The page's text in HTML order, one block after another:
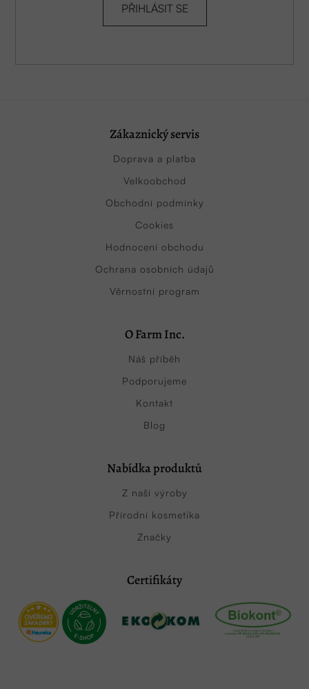
PŘIHLÁSIT SE
Zákaznický servis
Doprava a platba
Velkoobchod
Obchodní podmínky
Cookies
Hodnocení obchodu
Ochrana osobních údajů
Věrnostní program
O Farm Inc.
Náš příběh
Podporujeme
Kontakt
Blog
Nabídka produktů
Z naší výroby
Přírodní kosmetika
Značky
Certifikáty